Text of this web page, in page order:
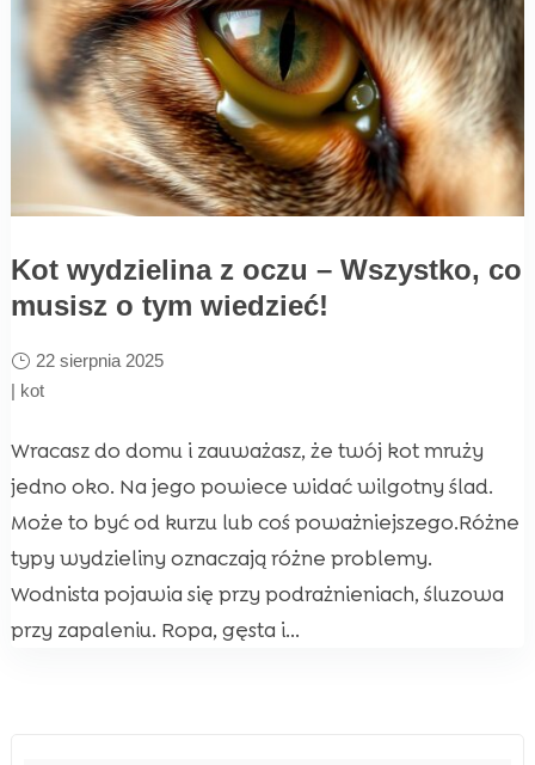
Kot wydzielina z oczu – Wszystko, co
musisz o tym wiedzieć!
22 sierpnia 2025
| kot
Wracasz do domu i zauważasz, że twój kot mruży
jedno oko. Na jego powiece widać wilgotny ślad.
Może to być od kurzu lub coś poważniejszego.Różne
typy wydzieliny oznaczają różne problemy.
Wodnista pojawia się przy podrażnieniach, śluzowa
przy zapaleniu. Ropa, gęsta i...